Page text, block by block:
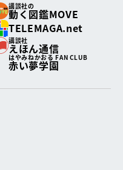
講談社の
動く図鑑MOVE
TELEMAGA.net
講談社
えほん通信
はやみねかおる FAN CLUB
赤い夢学園